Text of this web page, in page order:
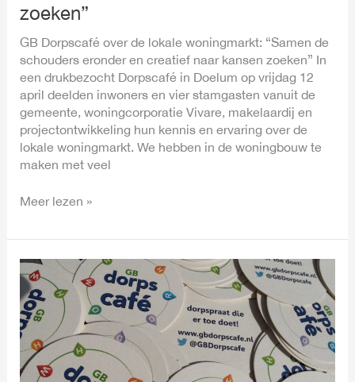
zoeken”
GB Dorpscafé over de lokale woningmarkt: “Samen de
schouders eronder en creatief naar kansen zoeken” In
een drukbezocht Dorpscafé in Doelum op vrijdag 12
april deelden inwoners en vier stamgasten vanuit de
gemeente, woningcorporatie Vivare, makelaardij en
projectontwikkeling hun kennis en ervaring over de
lokale woningmarkt. We hebben in de woningbouw te
maken met veel
Meer lezen »
GB
Dorpscafé:
alarmbellen
op
woningmarkt,
wat
is